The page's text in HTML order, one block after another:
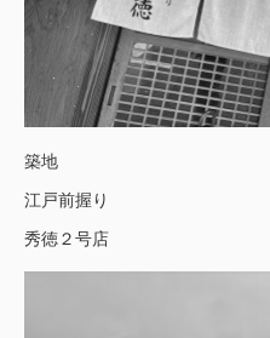
築地
江戸前握り
秀徳２号店